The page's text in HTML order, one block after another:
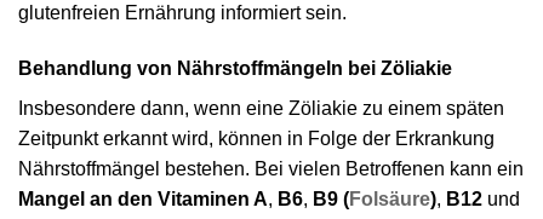
glutenfreien Ernährung informiert sein.
Behandlung von Nährstoffmängeln bei Zöliakie
Insbesondere dann, wenn eine Zöliakie zu einem späten
Zeitpunkt erkannt wird, können in Folge der Erkrankung
Nährstoffmängel bestehen. Bei vielen Betroffenen kann ein
Mangel an den Vitaminen A, B6, B9 (Folsäure), B12 und